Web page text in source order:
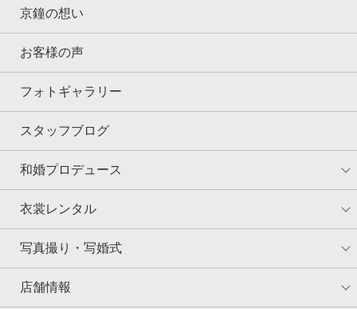
京鐘の想い
お客様の声
フォトギャラリー
スタッフブログ
和婚プロデュース
衣裳レンタル
写真撮り・写婚式
店舗情報